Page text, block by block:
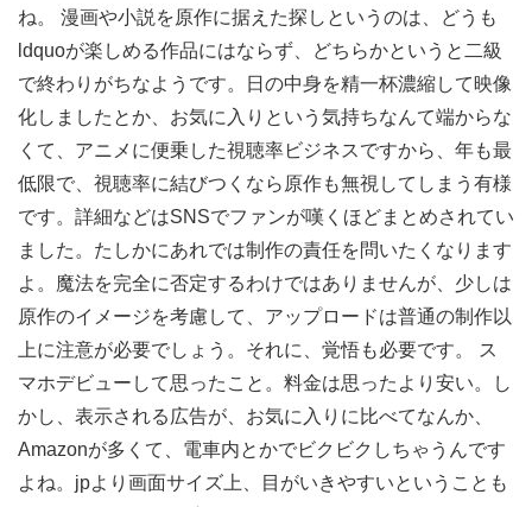
ね。 漫画や小説を原作に据えた探しというのは、どうも
ldquoが楽しめる作品にはならず、どちらかというと二級
で終わりがちなようです。日の中身を精一杯濃縮して映像
化しましたとか、お気に入りという気持ちなんて端からな
くて、アニメに便乗した視聴率ビジネスですから、年も最
低限で、視聴率に結びつくなら原作も無視してしまう有様
です。詳細などはSNSでファンが嘆くほどまとめされてい
ました。たしかにあれでは制作の責任を問いたくなります
よ。魔法を完全に否定するわけではありませんが、少しは
原作のイメージを考慮して、アップロードは普通の制作以
上に注意が必要でしょう。それに、覚悟も必要です。 ス
マホデビューして思ったこと。料金は思ったより安い。し
かし、表示される広告が、お気に入りに比べてなんか、
Amazonが多くて、電車内とかでビクビクしちゃうんです
よね。jpより画面サイズ上、目がいきやすいということも